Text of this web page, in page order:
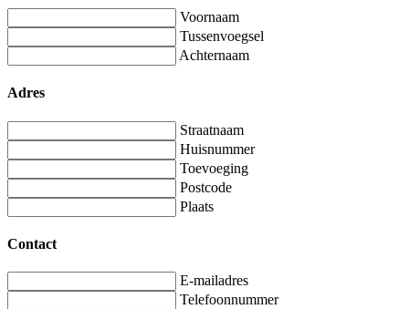
Voornaam
Tussenvoegsel
Achternaam
Adres
Straatnaam
Huisnummer
Toevoeging
Postcode
Plaats
Contact
E-mailadres
Telefoonnummer